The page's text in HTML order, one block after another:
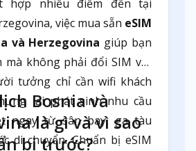
hợp nhiều điểm đến tại
việc mua sẵn eSIM
và Herzegovina giúp bạn
mà không phải đổi SIM vật
tưởng chỉ cần wifi khách
lại phát sinh nhu cầu
ngay từ sân bay, ga tàu
di chuyển. Chuẩn bị eSIM
Bosnia và
là gì và vì sao
bị trước?